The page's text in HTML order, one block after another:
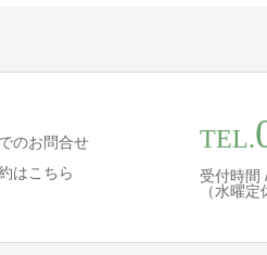
のお問合せ
はこちら
TEL.
受付時間
（水曜定